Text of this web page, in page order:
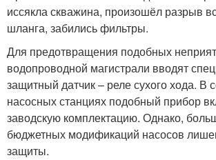
иссякла скважина, произошёл разрыв
шланга, забились фильтры.
Для предотвращения подобных
водопроводной магистрали вводят
защитный датчик – реле сухого хода. В
насосных станциях подобный прибор
заводскую комплектацию. Однако,
бюджетных модификаций насосов
защиты.